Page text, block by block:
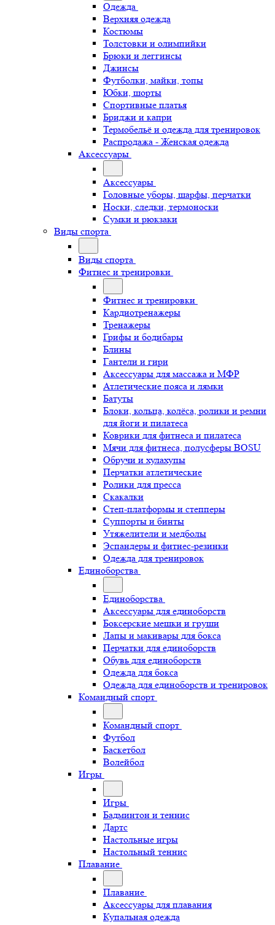
Одежда
Верхняя одежда
Костюмы
Толстовки и олимпийки
Брюки и леггинсы
Джинсы
Футболки, майки, топы
Юбки, шорты
Спортивные платья
Бриджи и капри
Термобельё и одежда для тренировок
Распродажа - Женская одежда
Аксессуары
Аксессуары
Головные уборы, шарфы, перчатки
Носки, следки, термоноски
Сумки и рюкзаки
Виды спорта
Виды спорта
Фитнес и тренировки
Фитнес и тренировки
Кардиотренажеры
Тренажеры
Грифы и бодибары
Блины
Гантели и гири
Аксессуары для массажа и МФР
Атлетические пояса и лямки
Батуты
Блоки, кольца, колёса, ролики и ремни
для йоги и пилатеса
Коврики для фитнеса и пилатеса
Мячи для фитнеса, полусферы BOSU
Обручи и хулахупы
Перчатки атлетические
Ролики для пресса
Скакалки
Степ-платформы и степперы
Суппорты и бинты
Утяжелители и медболы
Эспандеры и фитнес-резинки
Одежда для тренировок
Единоборства
Единоборства
Аксессуары для единоборств
Боксерские мешки и груши
Лапы и макивары для бокса
Перчатки для единоборств
Обувь для единоборств
Одежда для бокса
Одежда для единоборств и тренировок
Командный спорт
Командный спорт
Футбол
Баскетбол
Волейбол
Игры
Игры
Бадминтон и теннис
Дартс
Настольные игры
Настольный теннис
Плавание
Плавание
Аксессуары для плавания
Купальная одежда